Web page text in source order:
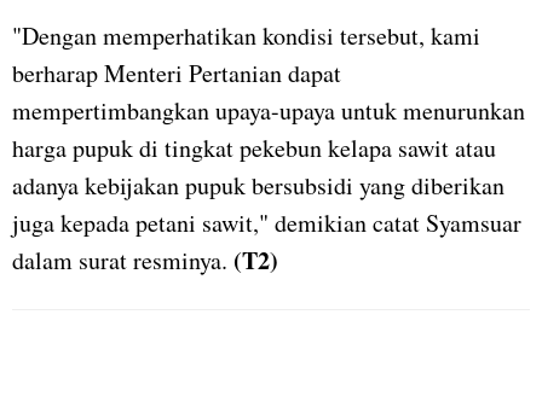
"Dengan memperhatikan kondisi tersebut, kami
berharap Menteri Pertanian dapat
mempertimbangkan upaya-upaya untuk menurunkan
harga pupuk di tingkat pekebun kelapa sawit atau
adanya kebijakan pupuk bersubsidi yang diberikan
juga kepada petani sawit," demikian catat Syamsuar
dalam surat resminya. (T2)